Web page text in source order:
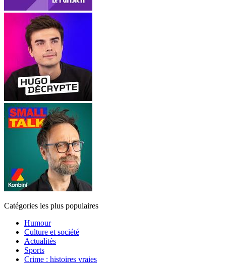
Catégories les plus populaires
Humour
Culture et société
Actualités
Sports
Crime : histoires vraies